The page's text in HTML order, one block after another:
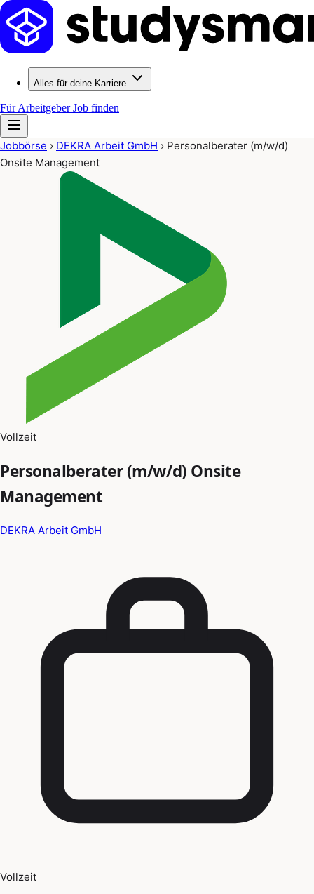
Alles für deine Karriere
Für ArbeitgeberJob finden
Jobbörse › DEKRA Arbeit GmbH › Personalberater (m/w/d)
Onsite Management
Vollzeit
Personalberater (m/w/d) Onsite
Management
DEKRA Arbeit GmbH
Vollzeit